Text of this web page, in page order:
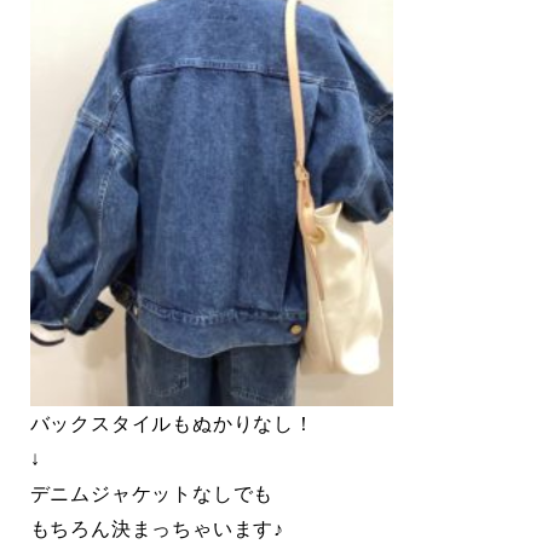
バックスタイルもぬかりなし！
↓
デニムジャケットなしでも
もちろん決まっちゃいます♪